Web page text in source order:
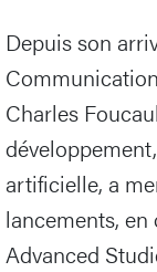
Depuis son
Charles
artificielle, a
lancements,
Advanced